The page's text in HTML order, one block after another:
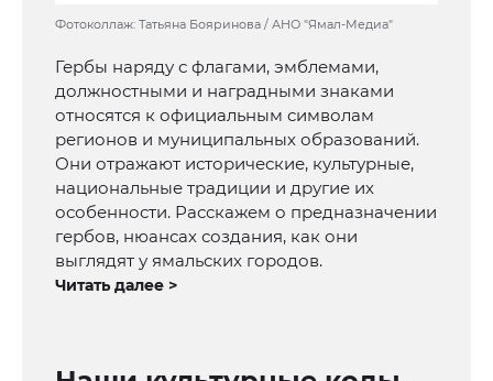
Фотоколлаж: Татьяна Бояринова / АНО "Ямал-Медиа"
Гербы наряду с флагами, эмблемами,
должностными и наградными знаками
относятся к официальным символам
регионов и муниципальных образований.
Они отражают исторические, культурные,
национальные традиции и другие их
особенности. Расскажем о предназначении
гербов, нюансах создания, как они
выглядят у ямальских городов.
Читать далее >